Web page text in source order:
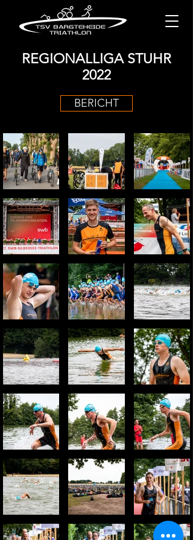
REGIONALLIGA STUHR
2022
BERICHT